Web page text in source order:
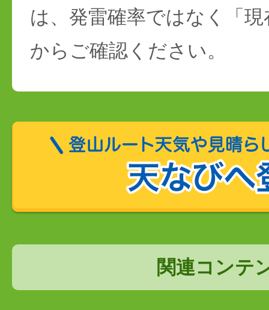
は、発雷確率ではなく「
からご確認ください。
関連コンテ